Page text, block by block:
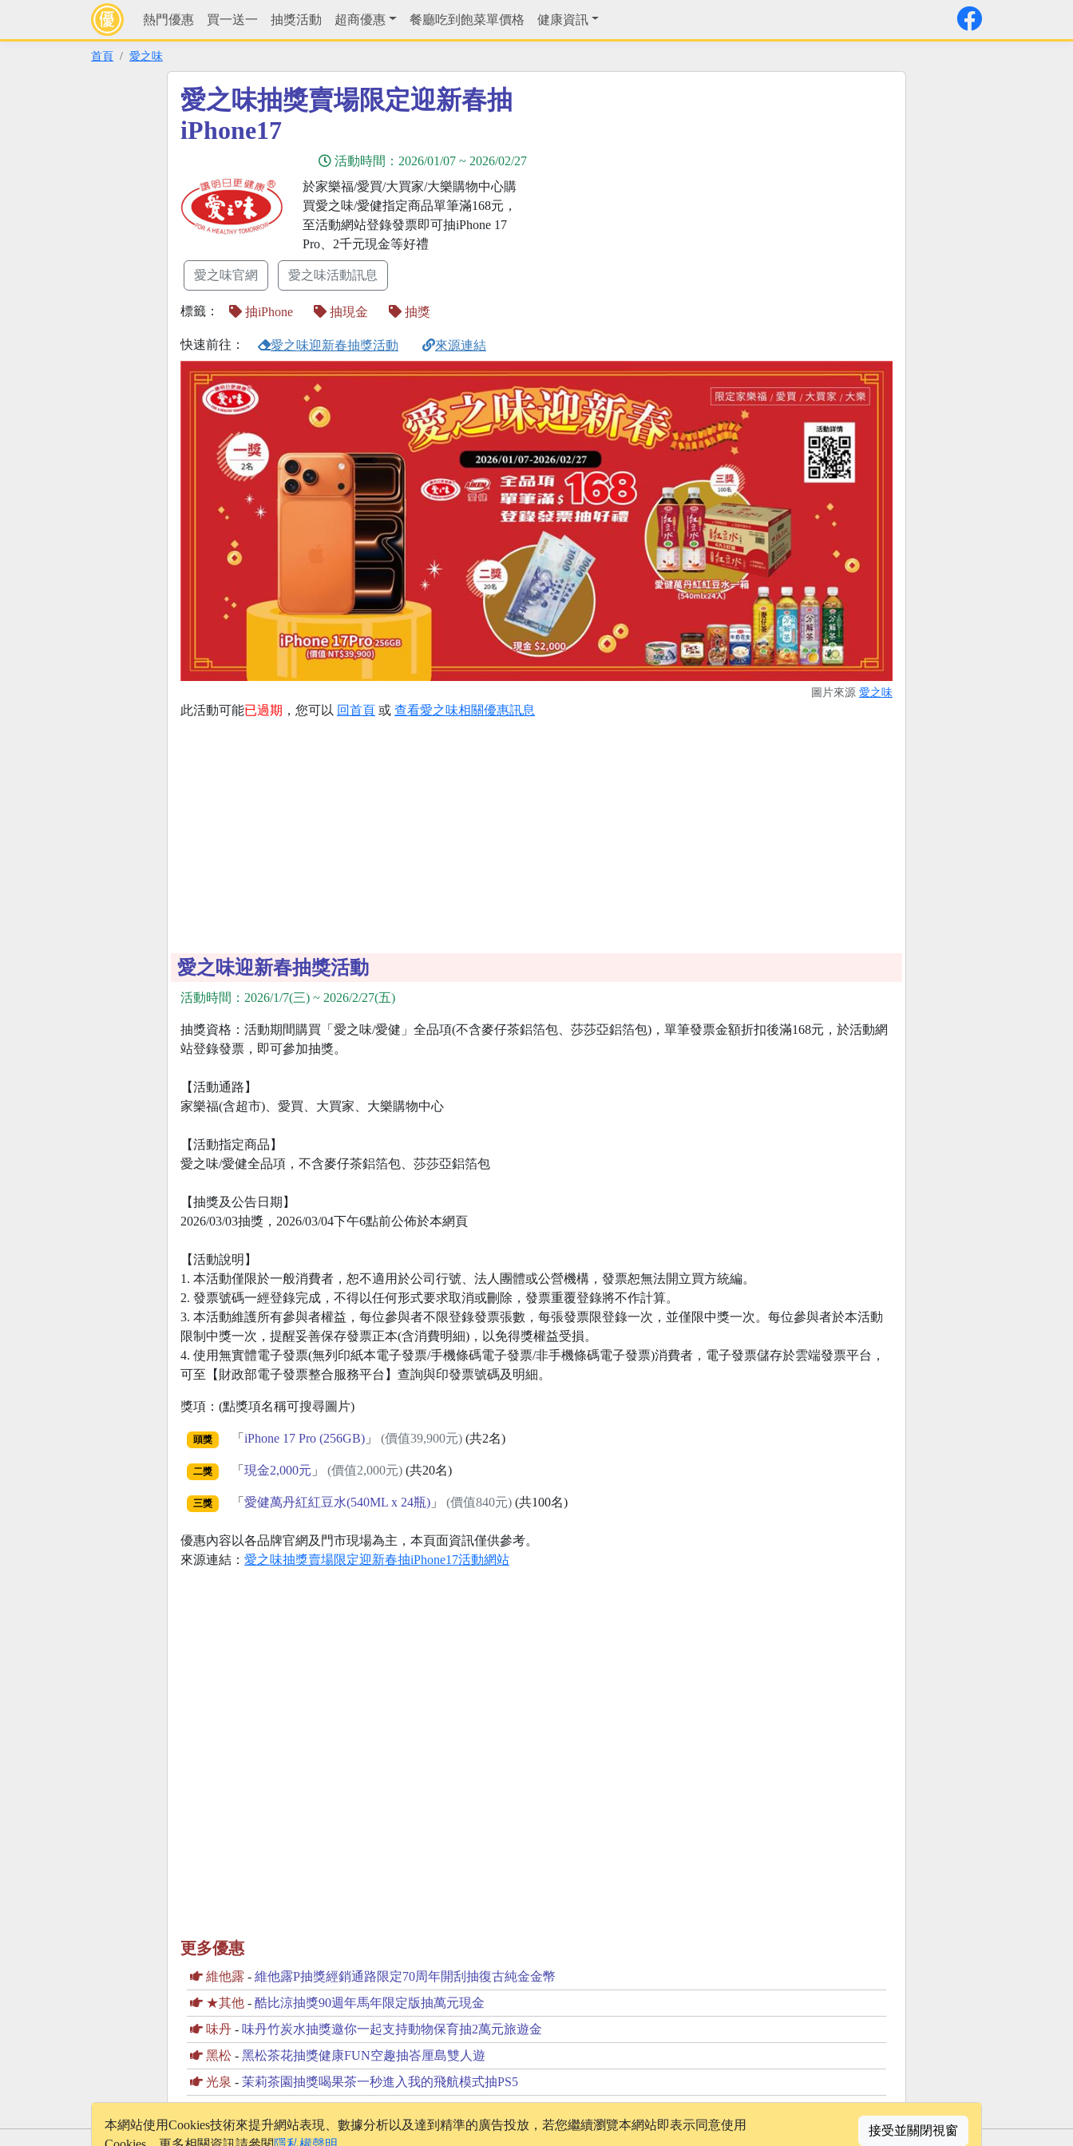
熱門優惠 買一送一 抽獎活動 超商優惠 餐廳吃到飽菜單價格 健康資訊
首頁 愛之味
愛之味抽獎賣場限定迎新春抽
iPhone17
活動時間： 2026/01/07 ~ 2026/02/27
於家樂福/愛買/大買家/大樂購物中心購
買愛之味/愛健指定商品單筆滿168元，
至活動網站登錄發票即可抽iPhone 17
Pro、2千元現金等好禮
愛之味官網 愛之味活動訊息
標籤： 抽iPhone 抽現金 抽獎
快速前往： 愛之味迎新春抽獎活動 來源連結
圖片來源 愛之味
此活動可能已過期 ，您可以 回首頁 或 查看愛之味相關優惠訊息
愛之味迎新春抽獎活動
活動時間：2026/1/7(三) ~ 2026/2/27(五)
抽獎資格：活動期間購買「愛之味/愛健」全品項(不含麥仔茶鋁箔包、莎莎亞鋁箔包)，單筆發票金額折扣後滿168元，於活動網
站登錄發票，即可參加抽獎。
【活動通路】
家樂福(含超市)、愛買、大買家、大樂購物中心
【活動指定商品】
愛之味/愛健全品項，不含麥仔茶鋁箔包、莎莎亞鋁箔包
【抽獎及公告日期】
2026/03/03抽獎，2026/03/04下午6點前公佈於本網頁
【活動說明】
1. 本活動僅限於一般消費者，恕不適用於公司行號、法人團體或公營機構，發票恕無法開立買方統編。
2. 發票號碼一經登錄完成，不得以任何形式要求取消或刪除，發票重覆登錄將不作計算。
3. 本活動維護所有參與者權益，每位參與者不限登錄發票張數，每張發票限登錄一次，並僅限中獎一次。每位參與者於本活動
限制中獎一次，提醒妥善保存發票正本(含消費明細)，以免得獎權益受損。
4. 使用無實體電子發票(無列印紙本電子發票/手機條碼電子發票/非手機條碼電子發票)消費者，電子發票儲存於雲端發票平台，
可至【財政部電子發票整合服務平台】查詢與印發票號碼及明細。
獎項：(點獎項名稱可搜尋圖片)
頭獎 「 iPhone 17 Pro (256GB)」 (價值39,900元)(共2名)
二獎 「 現金2,000元 」 (價值2,000元)(共20名)
三獎 「 愛健萬丹紅紅豆水(540ML x 24瓶)」 (價值840元)(共100名)
優惠內容以各品牌官網及門市現場為主，本頁面資訊僅供參考。
來源連結： 愛之味抽獎賣場限定迎新春抽iPhone17活動網站
更多優惠
維他露 - 維他露P抽獎經銷通路限定70周年開刮抽復古純金金幣
★其他 - 酷比涼抽獎90週年馬年限定版抽萬元現金
味丹 - 味丹竹炭水抽獎邀你一起支持動物保育抽2萬元旅遊金
黑松 - 黑松茶花抽獎健康FUN空趣抽峇厘島雙人遊
光泉 - 茉莉茶園抽獎喝果茶一秒進入我的飛航模式抽PS5
本網站使用Cookies技術來提升網站表現、數據分析以及達到精準的廣告投放，若您繼續瀏覽本網站即表示同意使用
接受並關閉視窗